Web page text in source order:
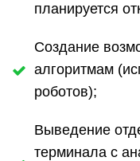
планируется
Создание
алгоритмам
роботов);
Выведение
терминала с